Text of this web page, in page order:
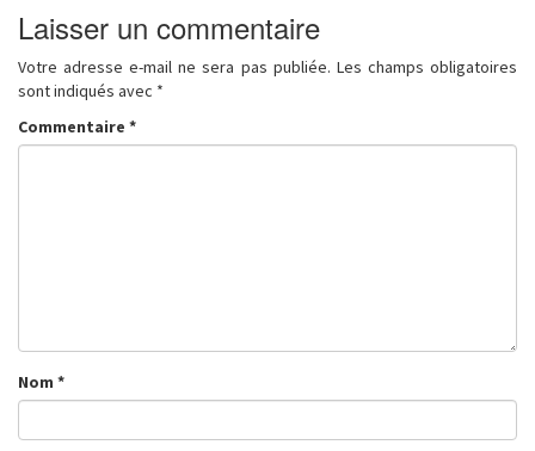
Laisser un commentaire
Votre adresse e-mail ne sera pas publiée. Les champs obligatoires
sont indiqués avec *
Commentaire *
Nom *